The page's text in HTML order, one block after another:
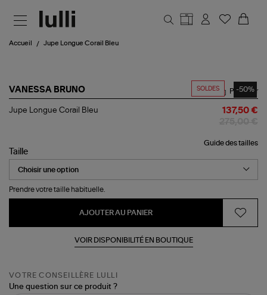
Accueil Jupe Longue Corail Bleu
SOLDES -50%
VANESSA BRUNO
Jupe
Partager
Jupe Longue Corail Bleu 137,50 €
Guide des tailles
Taille
Prendre votre taille habituelle.
AJOUTER AU PANIER
VOIR DISPONIBILITÉ EN BOUTIQUE
VOTRE CONSEILLÈRE LULLI
Une question sur ce produit ?